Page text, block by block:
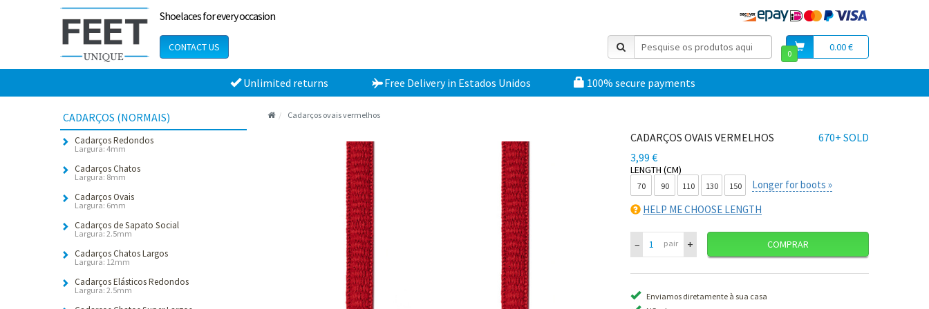
Shoelaces for every occasion
CONTACT US 0.00 €
0
Unlimited returns Free Deliveryin Estados Unidos 100% secure payments
CADARÇOS (NORMAIS)
Cadarços Redondos
Largura: 4mm
Cadarços Chatos
Largura: 8mm
Cadarços Ovais
Largura: 6mm
Cadarços de Sapato Social
Largura: 2.5mm
Cadarços Chatos Largos
Largura: 12mm
Cadarços Elásticos Redondos
Largura: 2.5mm
Cadarços ovais vermelhos
670+ SOLD
CADARÇOS OVAIS VERMELHOS
3,99 €
LENGTH (CM)
70 90 110 130 150
Longer for boots »
HELP ME CHOOSE LENGTH
– pair + COMPRAR
Enviamos diretamente à sua casa